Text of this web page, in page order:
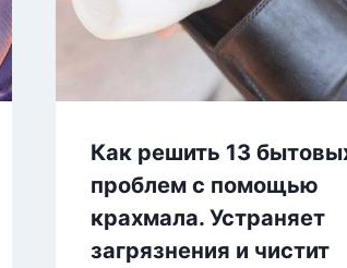
Как решить 13
проблем с помощью
крахмала. Устраняет
загрязнения и чистит